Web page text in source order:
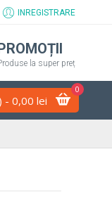
INREGISTRARE
la super preț
- 0,00 lei
0